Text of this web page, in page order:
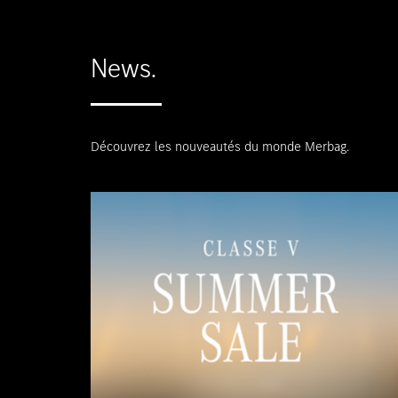
News.
Découvrez les nouveautés du monde Merbag.